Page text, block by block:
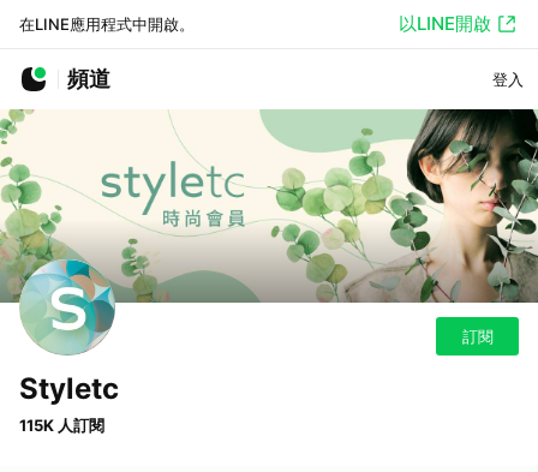
在LINE應用程式中開啟。 以LINE開啟
頻道 登入
訂閱
Styletc
115K 人訂閱